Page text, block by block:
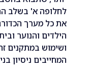
א' בשלב הראשון.
הכדורגל של עירוני
והנוער ובית הספר
במתקנים זהים לחלופה
ניסיון בניהול מערך